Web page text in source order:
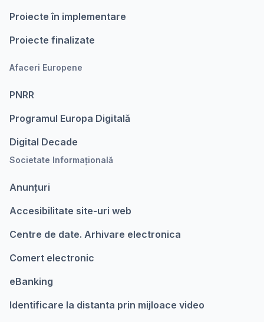
Proiecte în implementare
Proiecte finalizate
Afaceri Europene
PNRR
Programul Europa Digitalǎ
Digital Decade
Societate Informațională
Anunțuri
Accesibilitate site-uri web
Centre de date. Arhivare electronica
Comert electronic
eBanking
Identificare la distanta prin mijloace video